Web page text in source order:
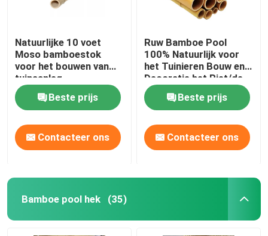
Natuurlijke 10 voet
Moso bamboestok
voor het bouwen van
tuinaanleg
Beste prijs
Contacteer ons
Ruw Bamboe Pool
100% Natuurlijk voor
het Tuinieren Bouw en
Decoratie het Riet/de
Staken van het
Hoogste
Kwaliteitsbamboe
Beste prijs
Contacteer ons
Bamboe pool hek (35)